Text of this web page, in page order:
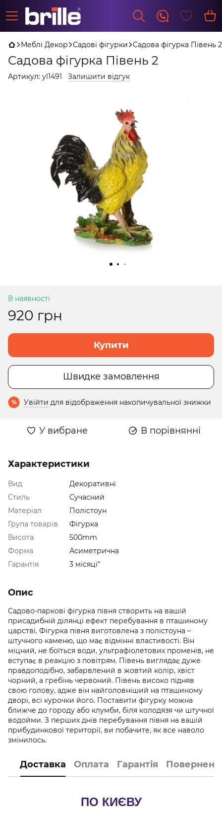
Меблі Декор Садові фігурки Садова фігурка Півень 2
Садова фігурка Півень 2
Артикул: yl1491 Залишити відгук
В наявності
920 грн
Купити
Швидке замовлення
% Увійти для відображення накопичувальної знижки
У вибране В порівнянні
Характеристики
Вид
Декоративні
Стиль
Сучасний
Матеріал
Полістоун
Група товарів
Фігурка
Висота
500mm
Форма
Асиметрична
Гарантія
3 місяці"
Опис
Садово-паркові фігурка півня створить на вашій
присадибній ділянці ефект перебування в пташиному
царстві. Фігурка півня виготовлена ​​з полістоуна –
штучного каменю, що має відмінні властивості. Він
міцний, не боїться води, ультрафіолетових променів, не
вступає в реакцію з повітрям. Півень виглядає дуже
правдоподібно, забарвлений в жовтий колір, хвіст
чорний, а гребінь червоний. Півень високо підняв
свою голову, адже він найголовніший на пташиному
дворі, всі курочки його. Поставити фігурку можна
ближче до городу або клумби, біля колодязя чи штучної
водойми. З перших днів перебування півня на вашій
прибудинкової території, ви побачите, як все наволо
змінилось.
Доставка Оплата Гарантія
ПО КИЄВУ